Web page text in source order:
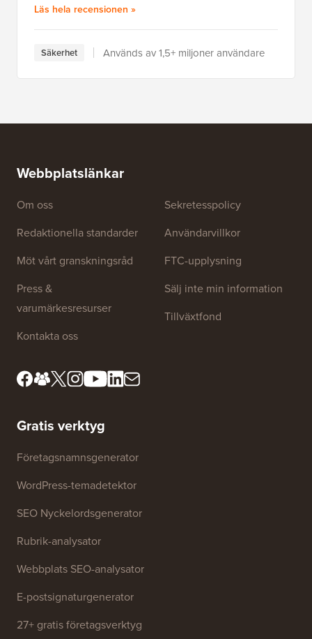
Läs hela recensionen av Duplicator
»
Säkerhet Används av 1,5+ miljoner användare
Webbplatslänkar
Om oss
Redaktionella standarder
Möt vårt granskningsråd
Press &
varumärkesresurser
Kontakta oss
Sekretesspolicy
Användarvillkor
FTC-upplysning
Sälj inte min information
Tillväxtfond
Gratis verktyg
Företagsnamnsgenerator
WordPress-temadetektor
SEO Nyckelordsgenerator
Rubrik-analysator
Webbplats SEO-analysator
E-postsignaturgenerator
27+ gratis företagsverktyg